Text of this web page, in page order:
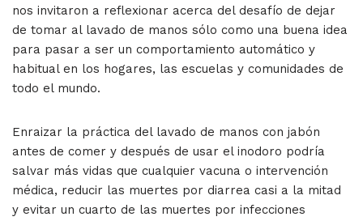
nos invitaron a reflexionar acerca del desafío de dejar
de tomar al lavado de manos sólo como una buena idea
para pasar a ser un comportamiento automático y
habitual en los hogares, las escuelas y comunidades de
todo el mundo.
Enraizar la práctica del lavado de manos con jabón
antes de comer y después de usar el inodoro podría
salvar más vidas que cualquier vacuna o intervención
médica, reducir las muertes por diarrea casi a la mitad
y evitar un cuarto de las muertes por infecciones